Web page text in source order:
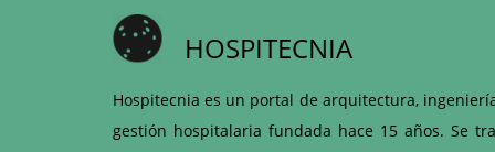
HOSPITECNIA
Hospitecnia es un portal de arquitectura,
gestión hospitalaria fundada hace 15 años. Se